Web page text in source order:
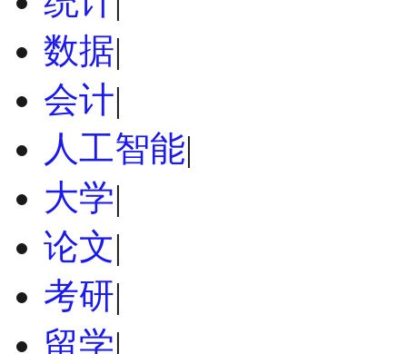
数据|
会计|
人工智能|
大学|
论文|
考研|
留学|